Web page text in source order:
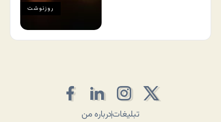
روزنوشت
درباره منتبلیغات